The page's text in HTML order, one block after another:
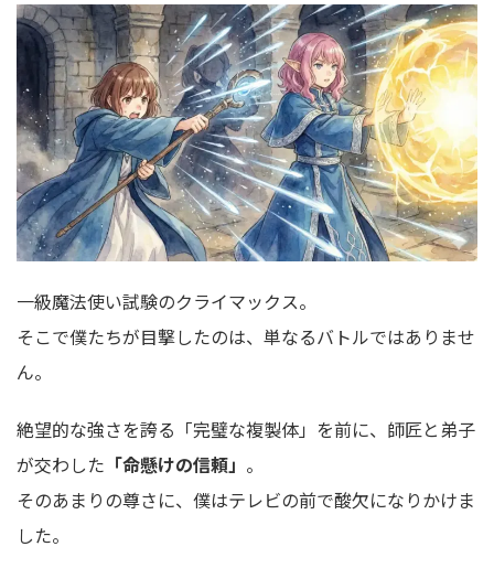
一級魔法使い試験のクライマックス。
そこで僕たちが目撃したのは、単なるバトルではありませ
ん。
絶望的な強さを誇る「完璧な複製体」を前に、師匠と弟子
が交わした 「命懸けの信頼」 。
そのあまりの尊さに、僕はテレビの前で酸欠になりかけま
した。